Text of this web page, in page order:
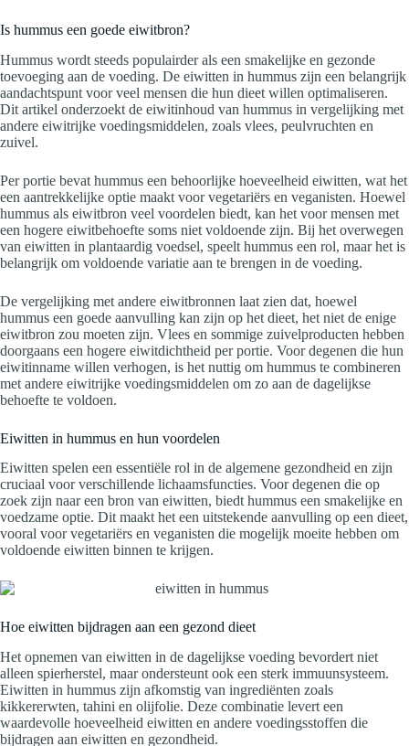
Is hummus een goede eiwitbron?
Hummus wordt steeds populairder als een smakelijke en gezonde
toevoeging aan de voeding. De eiwitten in hummus zijn een belangrijk
aandachtspunt voor veel mensen die hun dieet willen optimaliseren.
Dit artikel onderzoekt de eiwitinhoud van hummus in vergelijking met
andere eiwitrijke voedingsmiddelen, zoals vlees, peulvruchten en
zuivel.
Per portie bevat hummus een behoorlijke hoeveelheid eiwitten, wat het
een aantrekkelijke optie maakt voor vegetariërs en veganisten. Hoewel
hummus als eiwitbron veel voordelen biedt, kan het voor mensen met
een hogere eiwitbehoefte soms niet voldoende zijn. Bij het overwegen
van eiwitten in plantaardig voedsel, speelt hummus een rol, maar het is
belangrijk om voldoende variatie aan te brengen in de voeding.
De vergelijking met andere eiwitbronnen laat zien dat, hoewel
hummus een goede aanvulling kan zijn op het dieet, het niet de enige
eiwitbron zou moeten zijn. Vlees en sommige zuivelproducten hebben
doorgaans een hogere eiwitdichtheid per portie. Voor degenen die hun
eiwitinname willen verhogen, is het nuttig om hummus te combineren
met andere eiwitrijke voedingsmiddelen om zo aan de dagelijkse
behoefte te voldoen.
Eiwitten in hummus en hun voordelen
Eiwitten spelen een essentiële rol in de algemene gezondheid en zijn
cruciaal voor verschillende lichaamsfuncties. Voor degenen die op
zoek zijn naar een bron van eiwitten, biedt hummus een smakelijke en
voedzame optie. Dit maakt het een uitstekende aanvulling op een dieet,
vooral voor vegetariërs en veganisten die mogelijk moeite hebben om
voldoende eiwitten binnen te krijgen.
Hoe eiwitten bijdragen aan een gezond dieet
Het opnemen van eiwitten in de dagelijkse voeding bevordert niet
alleen spierherstel, maar ondersteunt ook een sterk immuunsysteem.
Eiwitten in hummus zijn afkomstig van ingrediënten zoals
kikkererwten, tahini en olijfolie. Deze combinatie levert een
waardevolle hoeveelheid eiwitten en andere voedingsstoffen die
bijdragen aan eiwitten en gezondheid.